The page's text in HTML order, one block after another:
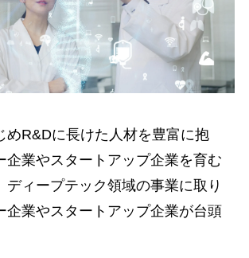
めR&Dに長けた人材を豊富に抱
企業やスタートアップ企業を育む
ディープテック領域の事業に取り
企業やスタートアップ企業が台頭